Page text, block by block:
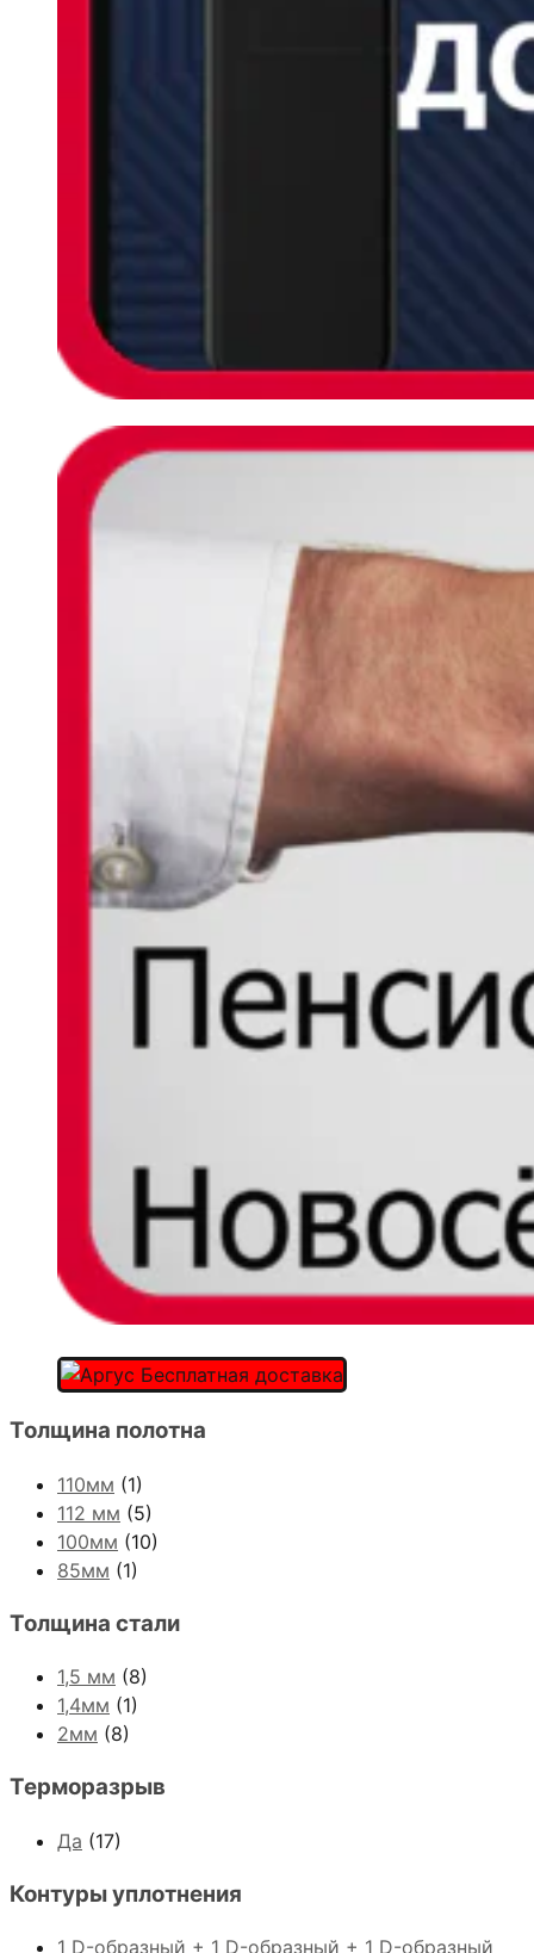
Толщина полотна
110мм (1)
112 мм (5)
100мм (10)
85мм (1)
Толщина стали
1,5 мм (8)
1,4мм (1)
2мм (8)
Терморазрыв
Да (17)
Контуры уплотнения
1 D-образный + 1 D-образный + 1 D-образный